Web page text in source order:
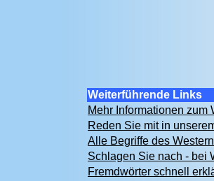
Weiterführende Links
Mehr Informationen zum
Reden Sie mit in
Alle Begriffe des
Schlagen Sie nach - bei
Fremdwörter schnell